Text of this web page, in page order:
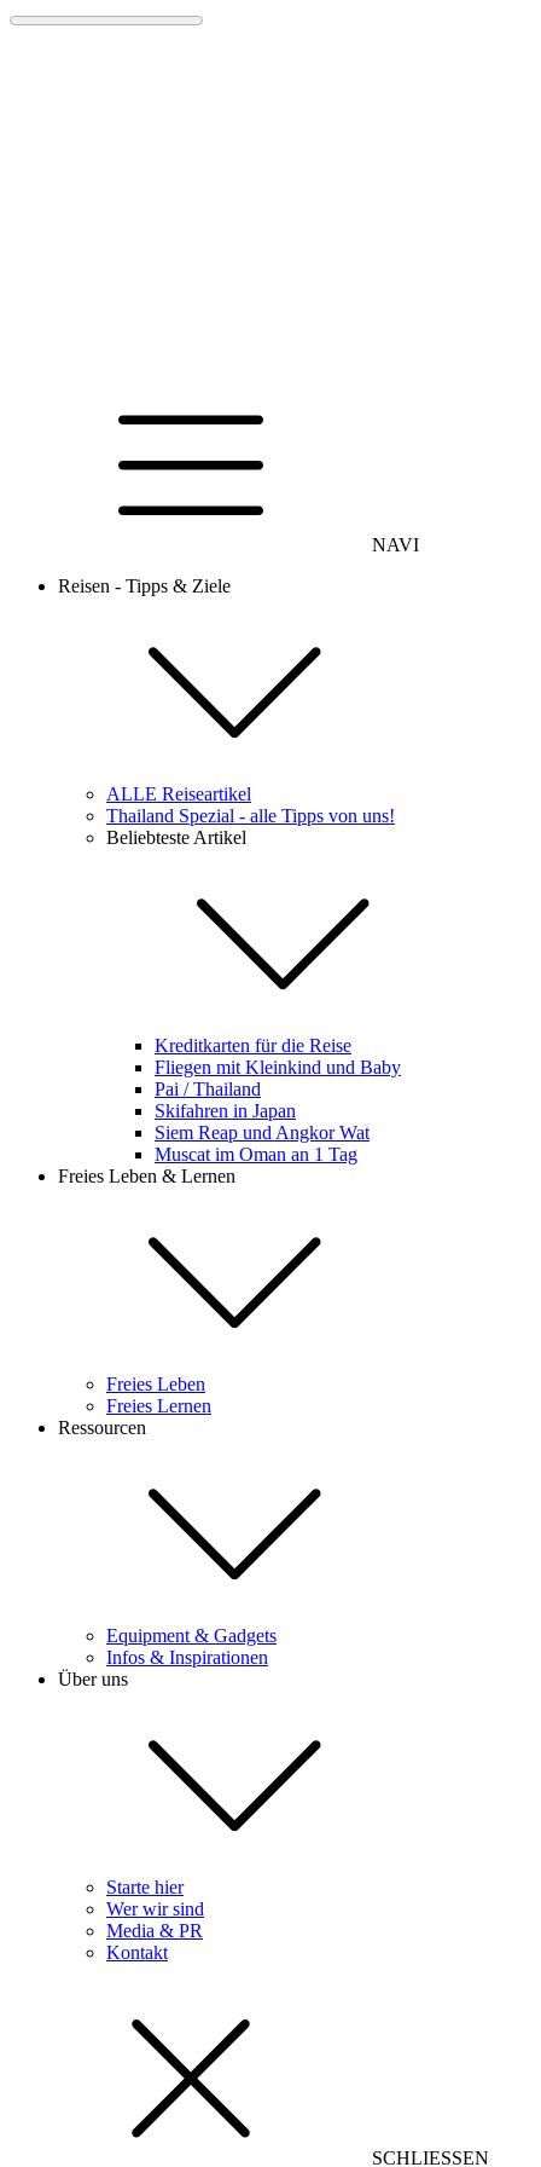
NAVI
Reisen - Tipps & Ziele
ALLE Reiseartikel
Thailand Spezial - alle Tipps von uns!
Beliebteste Artikel
Kreditkarten für die Reise
Fliegen mit Kleinkind und Baby
Pai / Thailand
Skifahren in Japan
Siem Reap und Angkor Wat
Muscat im Oman an 1 Tag
Freies Leben & Lernen
Freies Leben
Freies Lernen
Ressourcen
Equipment & Gadgets
Infos & Inspirationen
Über uns
Starte hier
Wer wir sind
Media & PR
Kontakt
SCHLIESSEN